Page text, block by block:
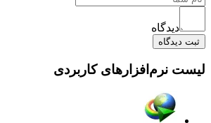
دیدگاه
ثبت دیدگاه
لیست نرم‌افزارهای کاربردی